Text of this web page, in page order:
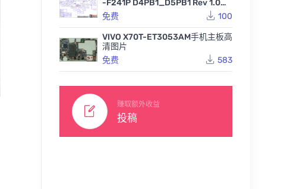
ASUS ROG Strix SCAR 15
G532LWS REV 1.3华硕败
免费
Asus ROG STRIX B550-F
GAMING华硕台式电脑主
243
免费
A-
E0
51
P
2
RE
记
-F241P D4PB1_D5PB1 Rev 1.0宏
基笔记本图纸
免费 100
VIVO X70T-ET3053AM手机主板高
清图片
免费
583
赚取额外收益
投稿